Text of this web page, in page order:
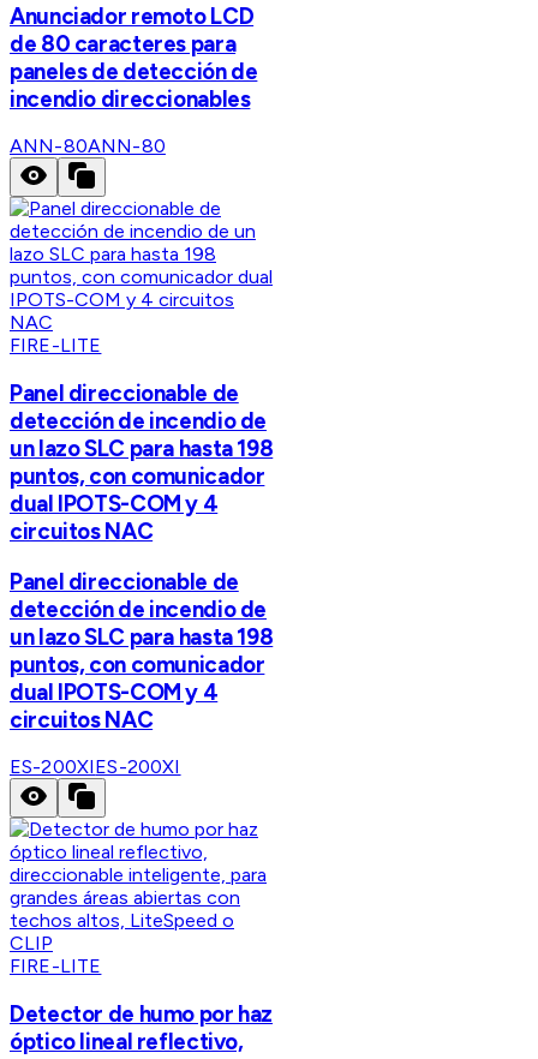
Anunciador remoto LCD
de 80 caracteres para
paneles de detección de
incendio direccionables
ANN-80ANN-80
FIRE-LITE
Panel direccionable de
detección de incendio de
un lazo SLC para hasta 198
puntos, con comunicador
dual IPOTS-COM y 4
circuitos NAC
Panel direccionable de
detección de incendio de
un lazo SLC para hasta 198
puntos, con comunicador
dual IPOTS-COM y 4
circuitos NAC
ES-200XIES-200XI
FIRE-LITE
Detector de humo por haz
óptico lineal reflectivo,